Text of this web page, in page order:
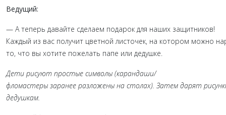
Ведущий:
— А теперь давайте сделаем подарок для наших защитников!
Каждый из вас получит цветной листочек, на котором можно
то, что вы хотите пожелать папе или дедушке.
Дети рисуют простые символы (карандаши/
фломастеры заранее разложены на столах). Затем дарят
дедушкам.